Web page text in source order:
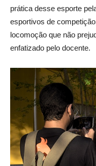
prática desse esporte
esportivos de
locomoção que não
enfatizado pelo docente.